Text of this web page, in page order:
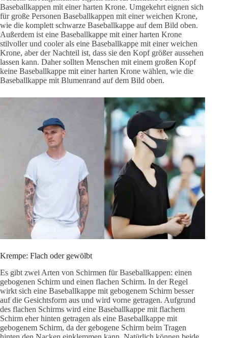
Baseballkappen mit einer harten Krone. Umgekehrt eignen sich
für große Personen Baseballkappen mit einer weichen Krone,
wie die komplett schwarze Baseballkappe auf dem Bild oben.
Außerdem ist eine Baseballkappe mit einer harten Krone
stilvoller und cooler als eine Baseballkappe mit einer weichen
Krone, aber der Nachteil ist, dass sie den Kopf größer aussehen
lassen kann. Daher sollten Menschen mit einem großen Kopf
keine Baseballkappe mit einer harten Krone wählen, wie die
Baseballkappe mit Blumenrand auf dem Bild oben.
Krempe: Flach oder gewölbt
Es gibt zwei Arten von Schirmen für Baseballkappen: einen
gebogenen Schirm und einen flachen Schirm. In der Regel
wirkt sich eine Baseballkappe mit gebogenem Schirm besser
auf die Gesichtsform aus und wird vorne getragen. Aufgrund
des flachen Schirms wird eine Baseballkappe mit flachem
Schirm eher hinten getragen als eine Baseballkappe mit
gebogenem Schirm, da der gebogene Schirm beim Tragen